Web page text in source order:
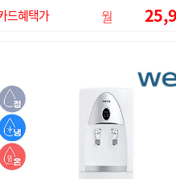
드혜택가 월